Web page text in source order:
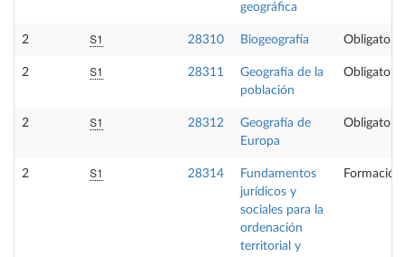
geográfica
2 S1 28310 Biogeografía Obligatoria
2 S1 28311
Geografía de la
población
Obligatoria
2 S1 28312
Geografía de
Europa
Obligatoria
2 S1 28314
Fundamentos
jurídicos y
sociales para la
ordenación
territorial y
Formación